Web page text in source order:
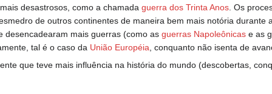
desastrosos, como a chamada guerra dos Trinta Anos . Os
de outros continentes de maneira bem mais notória durante
desencadearam mais guerras (como as guerras Napoleônicas e as
tal é o caso da União Européia , conquanto não isenta de
que teve mais influência na história do mundo (descobertas,